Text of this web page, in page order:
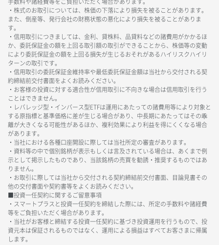
手数料や諸経費等をご負担いただく場合があります。
・株式のお取引については、株価の下落により損失を被ることがあります。
また、倒産等、発行会社の財務状態の悪化により損失を被ることがありま
す。
・信用取引につきましては、金利、貸株料、品貸料などの諸費用がかかるほ
か、委託保証金の額を上回る取引額の取引ができることから、株価等の変動
により委託保証金の額を上回る損失が生じるおそれがあるハイリスクハイリ
ターンの取引です。
・信用取引の委託保証金維持率や最低委託保証金額は当社から交付される契
約締結前交付書面をよくお読みください。
・お客様の投資に対する適合性が信用取引に不向きな場合は信用取引を行う
ことはできません。
・レバレッジ型・インバース型ETFは運用にあたっての諸費用等により対象と
する原指標と基準価格に差が生じる場合があり、中長期にあたってはその乖
離が大きくなる可能性があるほか、複利効果により利益を得にくくなる場合
があります。
・当社における各種口座開設に際しては当社所定の審査があります。
・資料等の中で個別銘柄が表示もしくは言及されている場合は、あくまで例
示として掲示したものであり、当該銘柄の売買を勧誘・推奨するものではあ
りません。
・お取引に際しては当社から交付される契約締結前交付書面、目論見書その
他の交付書面や契約書等をよくお読みください。
■投資一任契約に関するご留意事項
・スマートプラスと投資一任契約を締結した際には、所定の手数料や諸経費
等をご負担いただく場合があります。
・当社がお客様と締結する投資一任契約に基づき投資運用を行うもので、投
資元本は保証されるものではなく、運用による損益はすべてお客さまに帰属
します。